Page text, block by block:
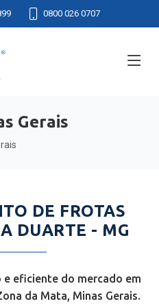
0800 026 0707
Gerais
DE FROTAS
DUARTE - MG
eficiente do mercado em
da Mata, Minas Gerais.